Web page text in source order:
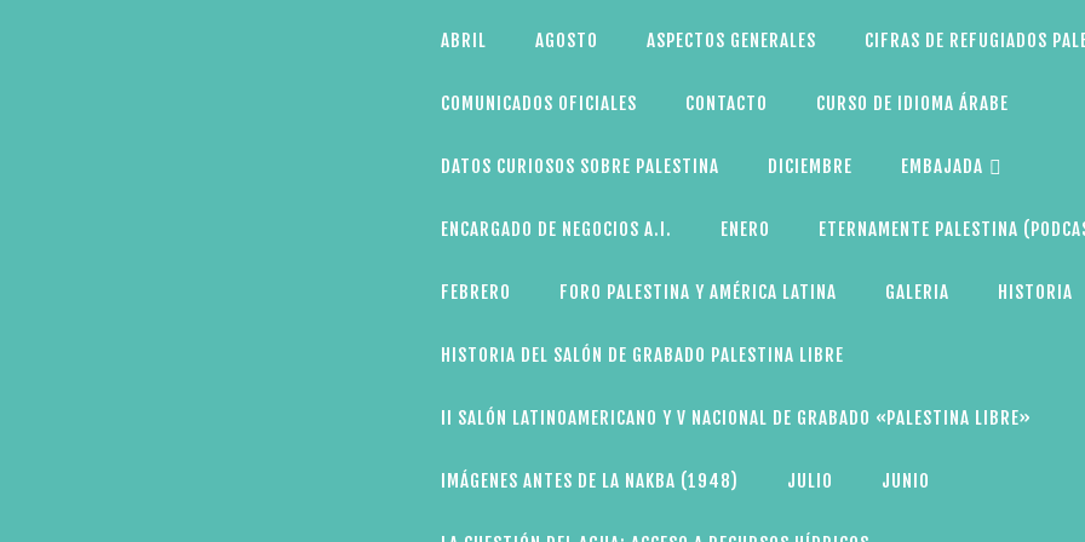
ABRIL AGOSTO ASPECTOS GENERALES CIFRAS DE REFUGIADOS
COMUNICADOS OFICIALES CONTACTO CURSO DE IDIOMA ÁRABE
DATOS CURIOSOS SOBRE PALESTINA DICIEMBRE EMBAJADA
ENCARGADO DE NEGOCIOS A.I. ENERO ETERNAMENTE PALESTINA
FEBRERO FORO PALESTINA Y AMÉRICA LATINA GALERIA HISTORIA
HISTORIA DEL SALÓN DE GRABADO PALESTINA LIBRE
II SALÓN LATINOAMERICANO Y V NACIONAL DE GRABADO «PALESTINA LIBRE»
IMÁGENES ANTES DE LA NAKBA (1948) JULIO JUNIO